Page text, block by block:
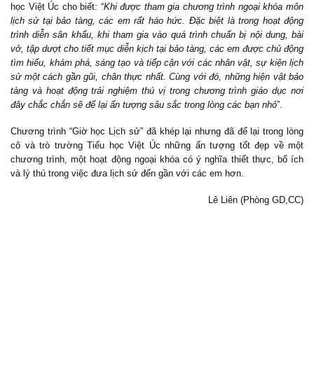
học Việt Úc cho biết: “Khi được tham gia chương trình ngoại khóa môn
lịch sử tại bảo tàng, các em rất háo hức. Đặc biệt là trong hoạt động
trình diễn sân khấu, khi tham gia vào quá trình chuẩn bị nội dung, bài
vở, tập dượt cho tiết mục diễn kịch tại bảo tàng, các em được chủ động
tìm hiểu, khám phá, sáng tạo và tiếp cận với các nhân vật, sự kiện lịch
sử một cách gần gũi, chân thực nhất. Cùng với đó, những hiện vật bảo
tàng và hoạt động trải nghiệm thú vị trong chương trình giáo dục nơi
đây chắc chắn sẽ để lại ấn tượng sâu sắc trong lòng các bạn nhỏ”.
Chương trình “Giờ học Lịch sử” đã khép lại nhưng đã để lại trong lòng
cô và trò trường Tiểu học Việt Úc những ấn tượng tốt đẹp về một
chương trình, một hoạt động ngoại khóa có ý nghĩa thiết thực, bổ ích
và lý thú trong việc đưa lịch sử đến gần với các em hơn.
Lê Liên (Phòng GD,CC)